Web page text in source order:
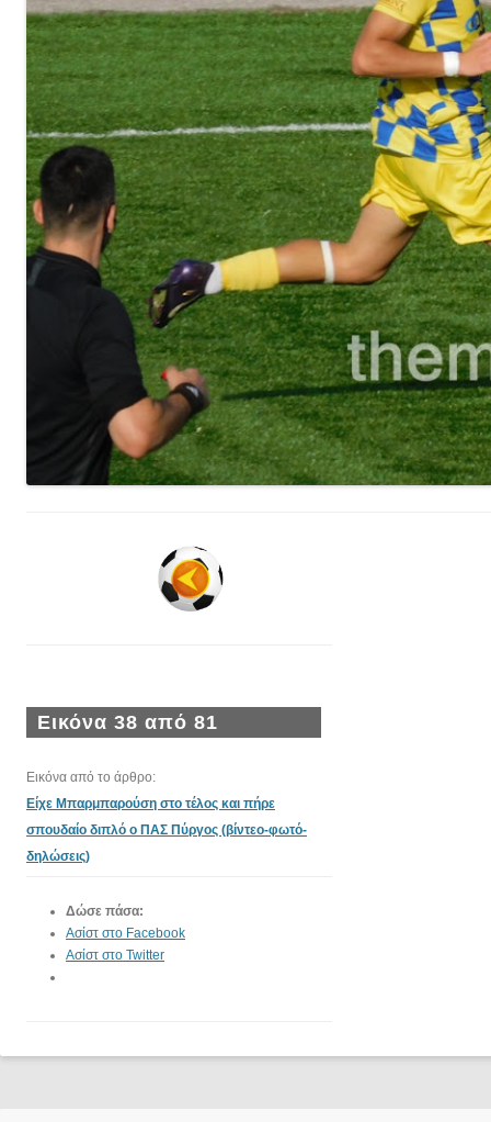
Εικόνα 38 από 81
Εικόνα από το άρθρο:
Είχε Μπαρμπαρούση στο τέλος και πήρε
σπουδαίο διπλό ο ΠΑΣ Πύργος (βίντεο-φωτό-
δηλώσεις)
Δώσε πάσα:
Ασίστ στο Facebook
Ασίστ στο Twitter